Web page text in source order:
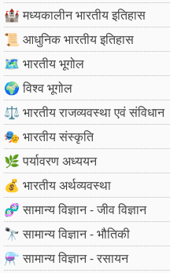
🏰 मध्यकालीन भारतीय इतिहास
📜 आधुनिक भारतीय इतिहास
🗺️ भारतीय भूगोल
🌍 विश्व भूगोल
⚖️ भारतीय राजव्यवस्था एवं संविधान
🎭 भारतीय संस्कृति
🌿 पर्यावरण अध्ययन
💰 भारतीय अर्थव्यवस्था
🧬 सामान्य विज्ञान - जीव विज्ञान
🔭 सामान्य विज्ञान - भौतिकी
⚗️ सामान्य विज्ञान - रसायन